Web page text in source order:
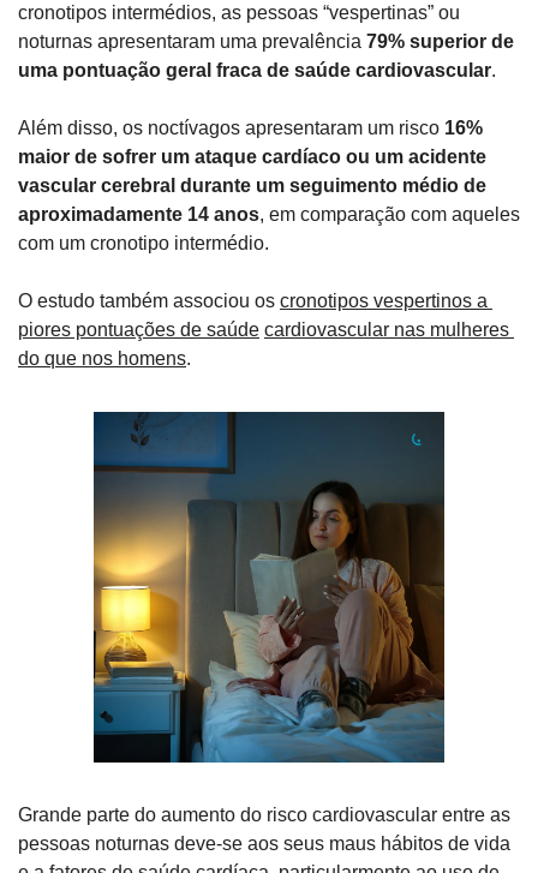
cronotipos intermédios, as pessoas “vespertinas” ou
noturnas apresentaram uma prevalência 79% superior de
uma pontuação geral fraca de saúde cardiovascular.
Além disso, os noctívagos apresentaram um risco 16%
maior de sofrer um ataque cardíaco ou um acidente
vascular cerebral durante um seguimento médio de
aproximadamente 14 anos, em comparação com aqueles
com um cronotipo intermédio.
O estudo também associou os cronotipos vespertinos a
piores pontuações de saúde cardiovascular nas mulheres
do que nos homens.
Grande parte do aumento do risco cardiovascular entre as
pessoas noturnas deve-se aos seus maus hábitos de vida